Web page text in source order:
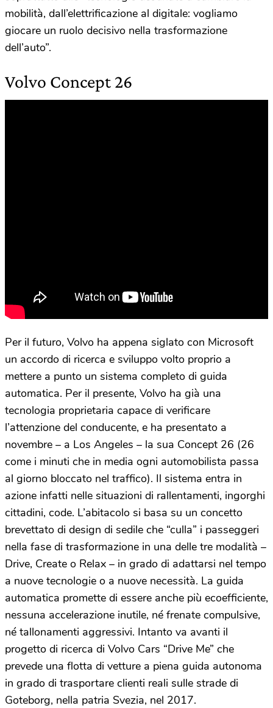
mobilità, dall’elettrificazione al digitale: vogliamo
giocare un ruolo decisivo nella trasformazione
dell’auto”.
Volvo Concept 26
Per il futuro, Volvo ha appena siglato con Microsoft
un accordo di ricerca e sviluppo volto proprio a
mettere a punto un sistema completo di guida
automatica. Per il presente, Volvo ha già una
tecnologia proprietaria capace di verificare
l’attenzione del conducente, e ha presentato a
novembre – a Los Angeles – la sua Concept 26 (26
come i minuti che in media ogni automobilista passa
al giorno bloccato nel traffico). Il sistema entra in
azione infatti nelle situazioni di rallentamenti, ingorghi
cittadini, code. L’abitacolo si basa su un concetto
brevettato di design di sedile che “culla” i passeggeri
nella fase di trasformazione in una delle tre modalità –
Drive, Create o Relax – in grado di adattarsi nel tempo
a nuove tecnologie o a nuove necessità. La guida
automatica promette di essere anche più ecoefficiente,
nessuna accelerazione inutile, né frenate compulsive,
né tallonamenti aggressivi. Intanto va avanti il
progetto di ricerca di Volvo Cars “Drive Me” che
prevede una flotta di vetture a piena guida autonoma
in grado di trasportare clienti reali sulle strade di
Goteborg, nella patria Svezia, nel 2017.